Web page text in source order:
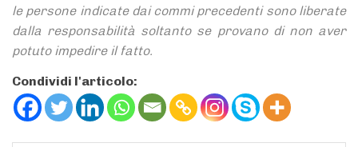
le persone indicate dai commi precedenti sono liberate
dalla responsabilità soltanto se provano di non aver
potuto impedire il fatto.
Condividi l'articolo: